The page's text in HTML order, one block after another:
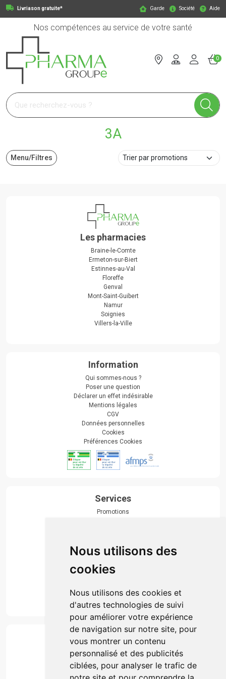
Nous utilisons des
cookies
Nous utilisons des cookies et
d'autres technologies de suivi
pour améliorer votre expérience
de navigation sur notre site, pour
vous montrer un contenu
personnalisé et des publicités
ciblées, pour analyser le trafic de
Livriason gratuite* Garde Société Aide
Nos compétences au service de votre santé
Pharmagroupe Votre pharmacie en ligne à votre service
0
3A
Menu/Filtres
Les pharmacies
Braine-le-Comte
Ermeton-sur-Biert
Estinnes-au-Val
Floreffe
Genval
Mont-Saint-Guibert
Namur
Soignies
Villers-la-Ville
Information
Qui sommes-nous ?
Poser une question
Déclarer un effet indésirable
Mentions légales
CGV
Données personnelles
Cookies
Préférences Cookies
Services
Promotions
Actualités & conseils
Événements
Marques
Suivez-nous
Paiement
Simple, rapide et 100% sécurisé